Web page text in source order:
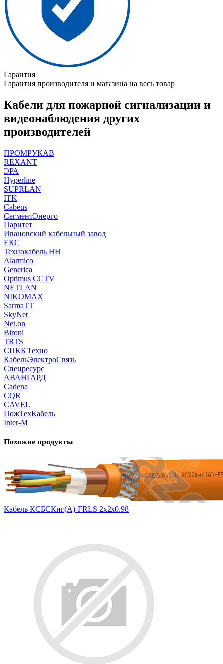
Гарантия
Гарантия производителя и магазина на весь товар
Кабели для пожарной сигнализации и
видеонаблюдения других
производителей
ПРОМРУКАВ
REXANT
ЭРА
Hyperline
SUPRLAN
ITK
Cabeus
СегментЭнерго
Паритет
Ивановский кабельный завод
ЕКС
Технокабель НН
Alarmico
Generica
Optimus CCTV
NETLAN
NIKOMAX
SarmaTT
SkyNet
Net.on
Bironi
TRTS
СПКБ Техно
КабельЭлектроСвязь
Спецресурс
АВАНГАРД
Cadena
CQR
CAVEL
ПожТехКабель
Inter-M
Похожие продукты
Кабель КСБСКнг(А)-FRLS 2х2х0.98